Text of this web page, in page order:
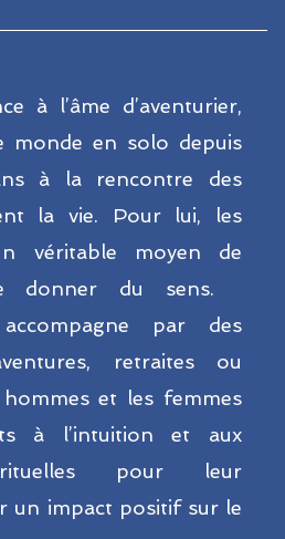
à l’âme d’aventurier,
monde en solo depuis
à la rencontre des
la vie. Pour lui, les
véritable moyen de
donner du sens.
par des
retraites ou
et les femmes
à l’intuition et aux
pour leur
un impact positif sur le